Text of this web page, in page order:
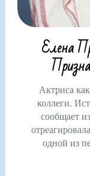
Елена
Актриса
коллеги.
сообщает
одной из